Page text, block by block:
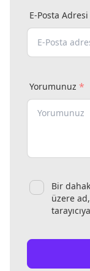
E-Posta Adresi
Yorumunuz *
Bir
üzere